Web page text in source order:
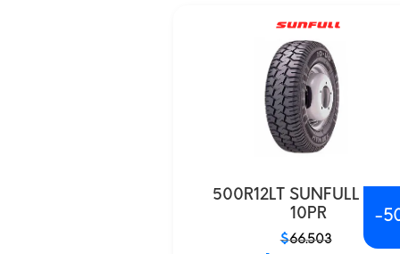
500R12LT SUNFULL
10PR
$66.503
-